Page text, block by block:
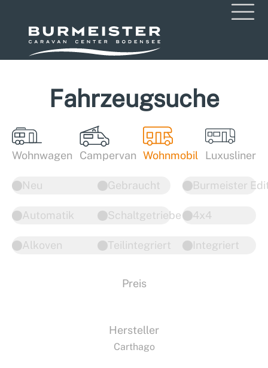
Fahrzeugsuche
Wohnwagen Campervan Wohnmobil Luxusliner
Neu Gebraucht
4x4
Automatik Schaltgetriebe
Burmeister
Alkoven Teilintegriert Integriert
Preis
Hersteller
Carthago